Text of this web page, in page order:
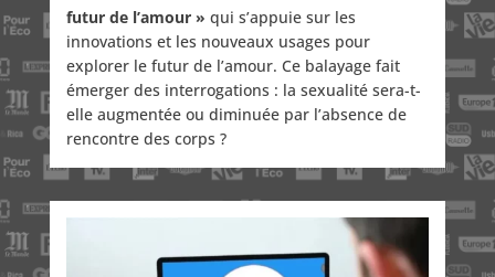
futur de l’amour » qui s’appuie sur les
innovations et les nouveaux usages pour
explorer le futur de l’amour. Ce balayage fait
émerger des interrogations : la sexualité sera-t-
elle augmentée ou diminuée par l’absence de
rencontre des corps ?